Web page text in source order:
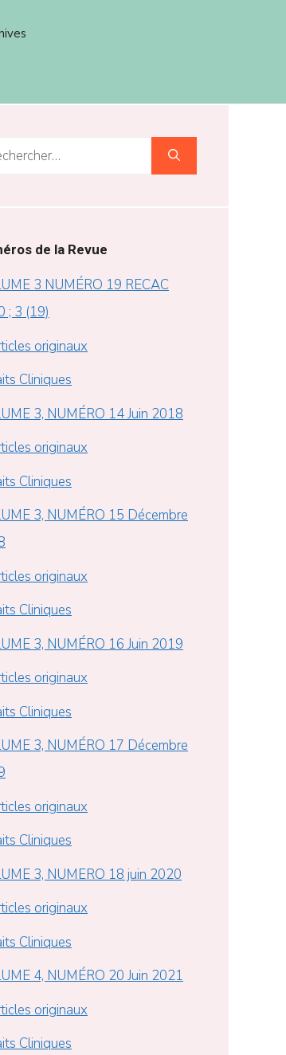
:
de la Revue
3 NUMÉRO 19 RECAC
; 3 (19)
originaux
Cliniques
3, NUMÉRO 14 Juin 2018
originaux
Cliniques
3, NUMÉRO 15 Décembre
originaux
Cliniques
3, NUMÉRO 16 Juin 2019
originaux
Cliniques
3, NUMÉRO 17 Décembre
originaux
Cliniques
3, NUMERO 18 juin 2020
originaux
Cliniques
4, NUMÉRO 20 Juin 2021
originaux
Cliniques